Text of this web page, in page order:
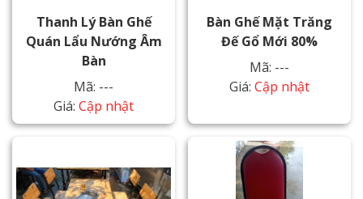
Thanh Lý Bàn Ghế
Quán Lẩu Nướng Âm
Bàn
Mã: ---
Giá: Cập nhật
Bàn Ghế Mặt Trăng
Đế Gổ Mới 80%
Mã: ---
Giá: Cập nhật